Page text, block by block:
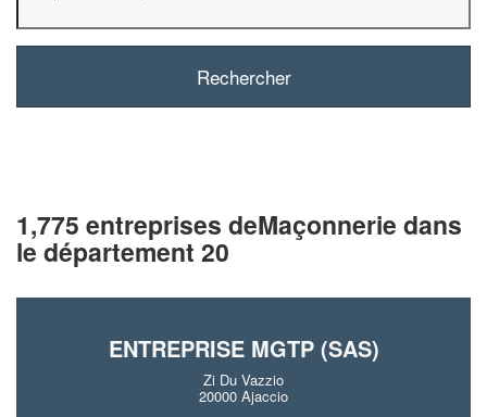
1,775 entreprises deMaçonnerie dans
le département 20
ENTREPRISE MGTP (SAS)
Zi Du Vazzio
20000 Ajaccio